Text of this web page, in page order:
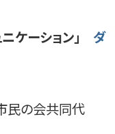
ニケーション」 ダ
民の会共同代